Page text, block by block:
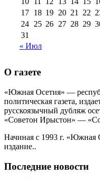
17 18 19 20 21 22
24 25 26 27 28 29
31
« Июл
О газете
«Южная Осетия» —
политическая газета,
русскоязычный дубляж
«Советон Ирыстон» —
Начиная с 1993 г. «Южная
издание..
Последние новости